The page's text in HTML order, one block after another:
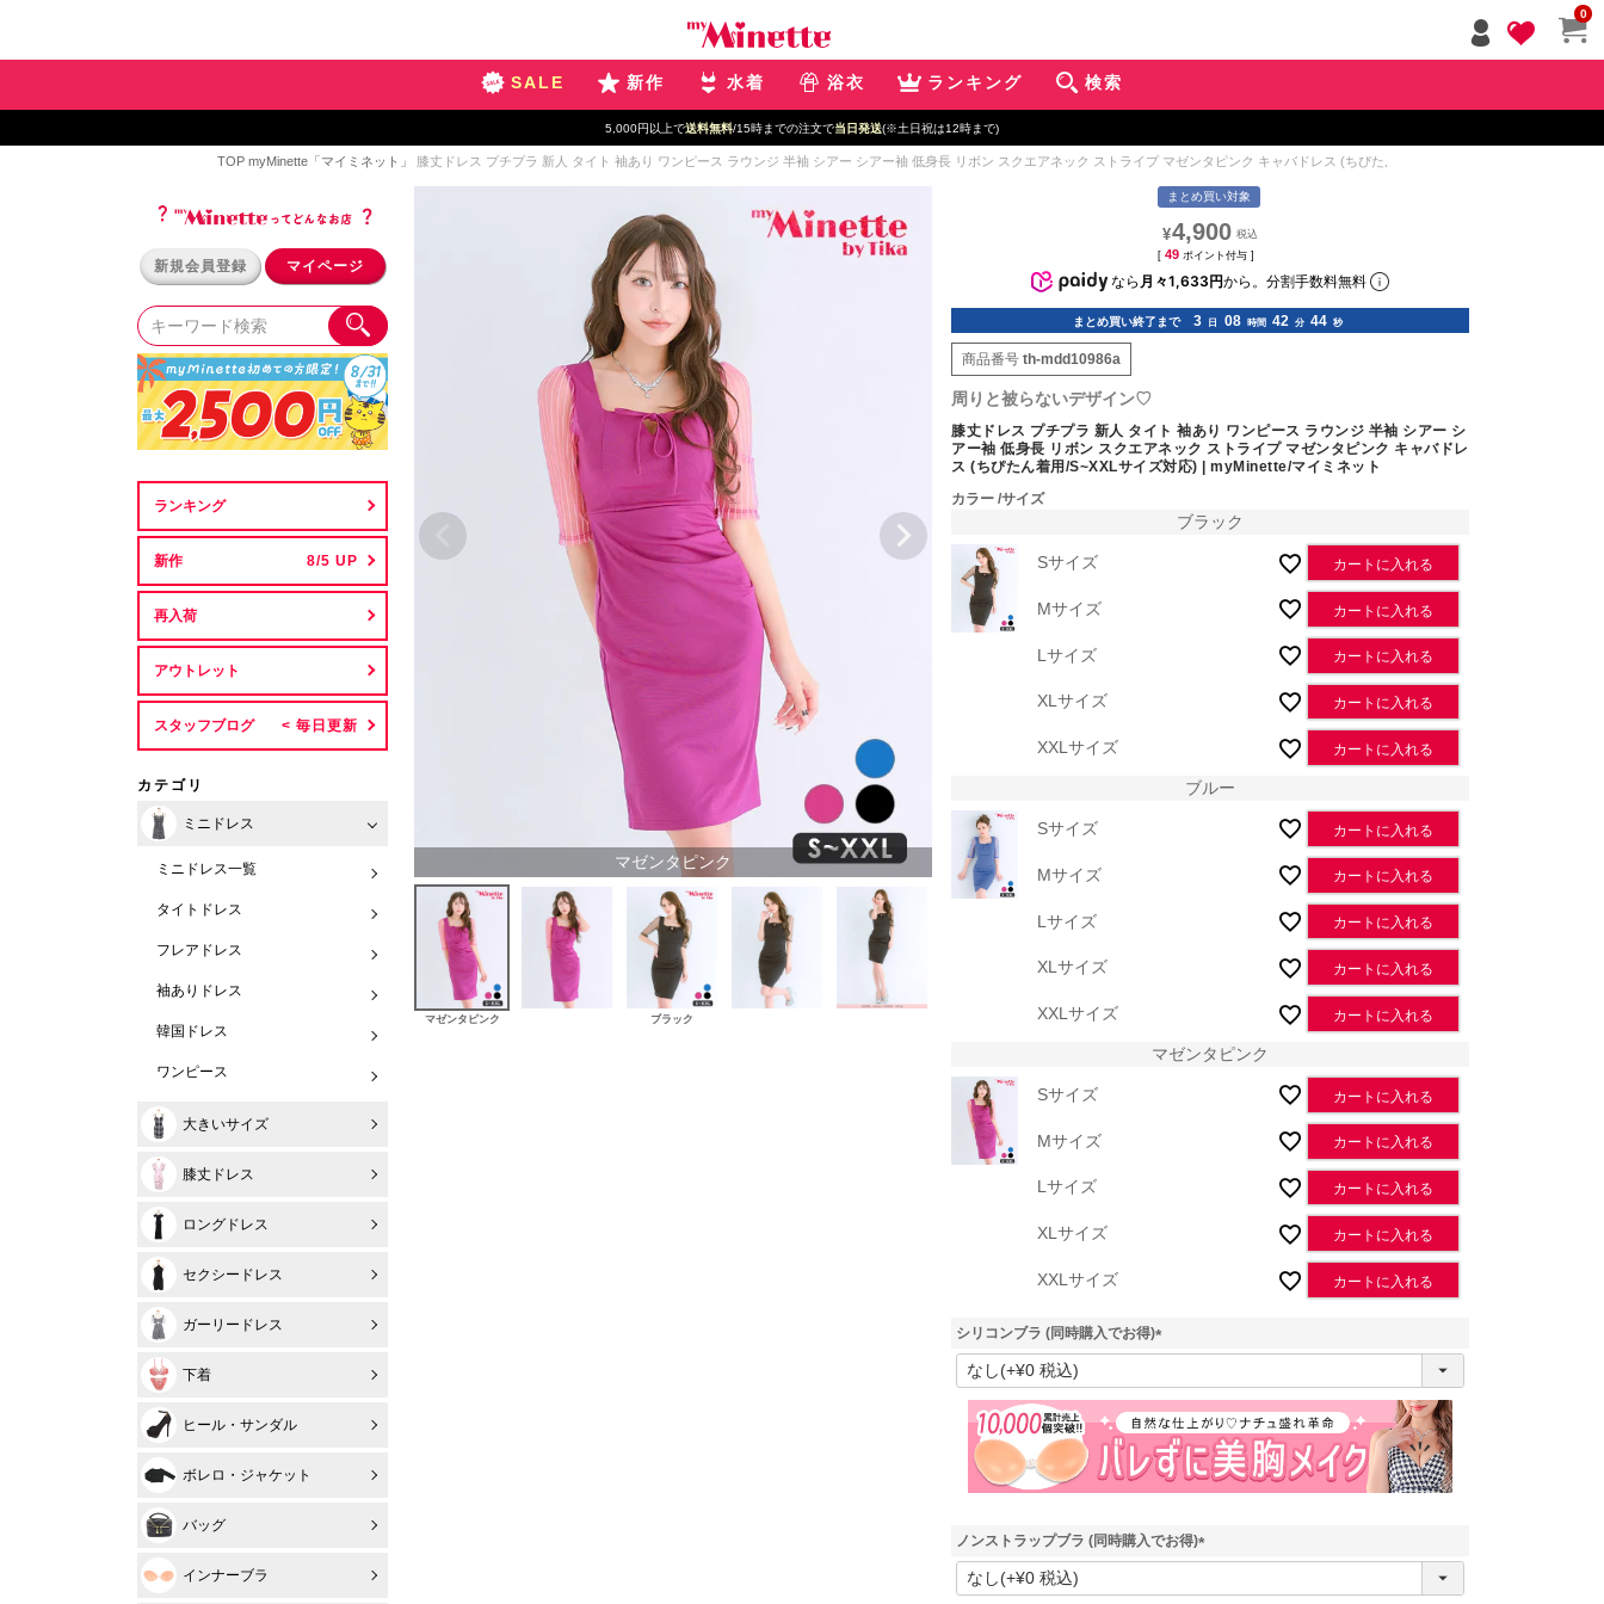
0
SALE 新作 水着 浴衣 ランキング 検索
5,000円以上で送料無料/15時までの注文で当日発送(※土日祝は12時まで)
TOP myMinette「マイミネット」 膝丈ドレス プチプラ 新人 タイト 袖あり ワンピース ラウンジ 半袖 シアー シアー袖 低身長 リボン スクエアネック ストライプ マゼンタピンク キャバドレス (ちぴたん着用/S~XXLサイズ対応) |
新規会員登録 マイページ
ランキング
新作
再入荷
アウトレット
スタッフブログ
カテゴリ
ミニドレス
ミニドレス一覧
タイトドレス
フレアドレス
袖ありドレス
韓国ドレス
ワンピース
大きいサイズ
膝丈ドレス
ロングドレス
セクシードレス
ガーリードレス
下着
ヒール・サンダル
ボレロ・ジャケット
バッグ
インナーブラ
マゼンタピンク
マゼンタピンク ブラック ブルー
まとめ買い対象
¥4,900
[ 49 ポイント付与 ]
なら 月々1,633円から。分割手数料無料
まとめ買い終了まで 3 日 08 時間 42 分 42 秒
商品番号 th-mdd10986a
周りと被らないデザイン♡
膝丈ドレス プチプラ 新人 タイト 袖あり ワンピース ラウンジ 半袖 シアー シ
アー袖 低身長 リボン スクエアネック ストライプ マゼンタピンク キャバドレ
ス (ちぴたん着用/S~XXLサイズ対応) | myMinette/マイミネット
カラー サイズ
ブラック
Sサイズ カートに入れる
Mサイズ カートに入れる
Lサイズ カートに入れる
XLサイズ カートに入れる
XXLサイズ カートに入れる
ブルー
Sサイズ カートに入れる
Mサイズ カートに入れる
Lサイズ カートに入れる
XLサイズ カートに入れる
XXLサイズ カートに入れる
マゼンタピンク
Sサイズ カートに入れる
Mサイズ カートに入れる
Lサイズ カートに入れる
XLサイズ カートに入れる
XXLサイズ カートに入れる
シリコンブラ (同時購入でお得)
(
須
)
ノンストラップブラ (同時購入でお得)
(
ジト
ップ